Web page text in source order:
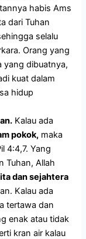
habis Ams
dari Tuhan
selalu
Orang yang
yang dibuatnya,
kuat dalam
hidup
Kalau ada
pokok, maka
4:4,7. Yang
Tuhan, Allah
dan sejahtera
Kalau ada
tertawa dan
enak atau tidak
kran air kalau